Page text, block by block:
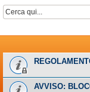
AVVISO: